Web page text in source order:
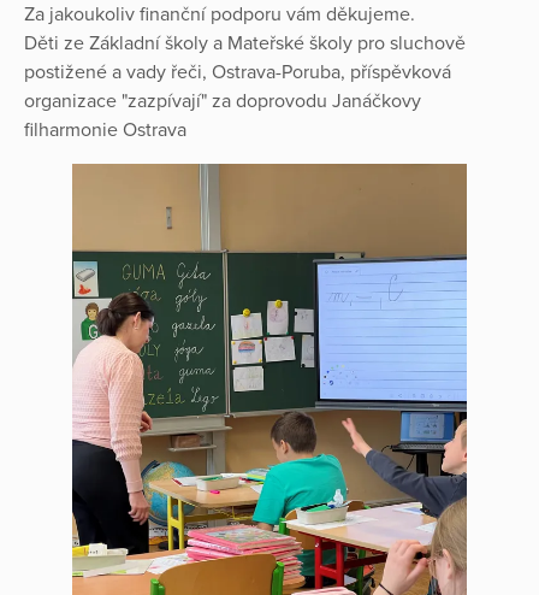
Za jakoukoliv finanční podporu vám děkujeme.
Děti ze Základní školy a Mateřské školy pro sluchově
postižené a vady řeči, Ostrava-Poruba, příspěvková
organizace "zazpívají" za doprovodu Janáčkovy
filharmonie Ostrava